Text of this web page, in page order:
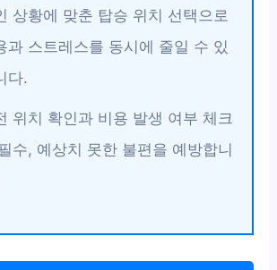
상황에 맞춘 탑승 위치 선택으로
과 스트레스를 동시에 줄일 수 있
다.
위치 확인과 비용 발생 여부 체크
수, 예상치 못한 불편을 예방합니